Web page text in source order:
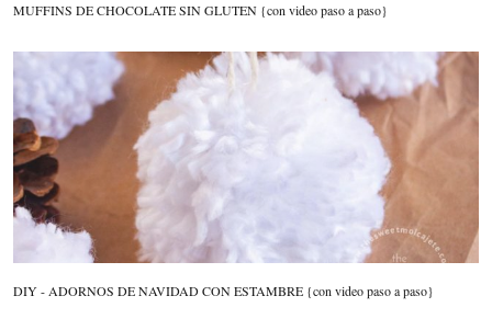
MUFFINS DE CHOCOLATE SIN GLUTEN {con video paso a paso}
DIY - ADORNOS DE NAVIDAD CON ESTAMBRE {con video paso a paso}